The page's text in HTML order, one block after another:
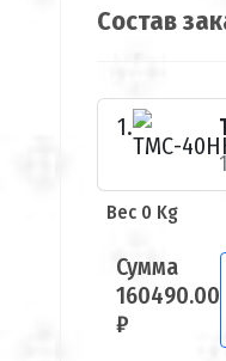
Состав
Вес 0 Kg
Сумма
160490.00
₽